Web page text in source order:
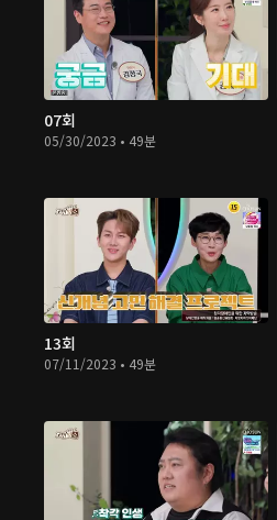
07회
05/30/2023 • 49분
13회
07/11/2023 • 49분